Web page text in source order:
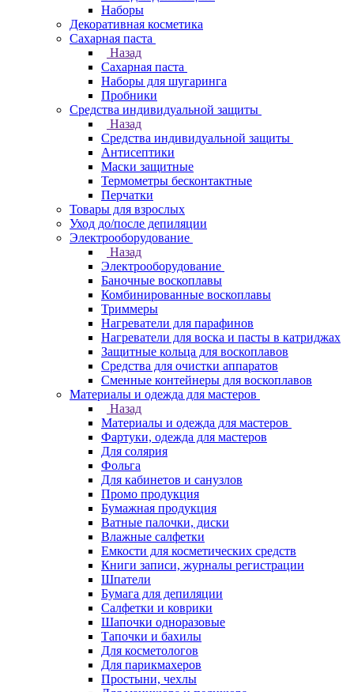
Наборы
Декоративная косметика
Сахарная паста
Назад
Сахарная паста
Наборы для шугаринга
Пробники
Средства индивидуальной защиты
Назад
Средства индивидуальной защиты
Антисептики
Маски защитные
Термометры бесконтактные
Перчатки
Товары для взрослых
Уход до/после депиляции
Электрооборудование
Назад
Электрооборудование
Баночные воскоплавы
Комбинированные воскоплавы
Триммеры
Нагреватели для парафинов
Нагреватели для воска и пасты в катриджах
Защитные кольца для воскоплавов
Средства для очистки аппаратов
Сменные контейнеры для воскоплавов
Материалы и одежда для мастеров
Назад
Материалы и одежда для мастеров
Фартуки, одежда для мастеров
Для солярия
Фольга
Для кабинетов и санузлов
Промо продукция
Бумажная продукция
Ватные палочки, диски
Влажные салфетки
Емкости для косметических средств
Книги записи, журналы регистрации
Шпатели
Бумага для депиляции
Салфетки и коврики
Шапочки одноразовые
Тапочки и бахилы
Для косметологов
Для парикмахеров
Простыни, чехлы